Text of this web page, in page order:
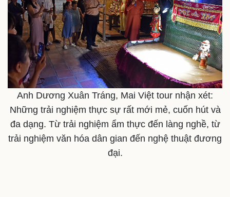
Anh Dương Xuân Tráng, Mai Việt tour nhận xét:
Những trải nghiệm thực sự rất mới mẻ, cuốn hút và
đa dạng. Từ trải nghiệm ẩm thực đến làng nghề, từ
trải nghiệm văn hóa dân gian đến nghệ thuật đương
đại.